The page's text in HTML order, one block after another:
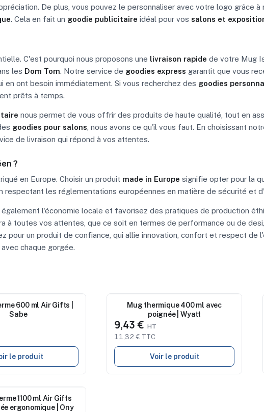
De plus, vous pouvez le personnaliser avec votre logo grâce à
. Cela en fait un goodie publicitaire idéal pour vos salons et
C'est pourquoi nous proposons une livraison rapide de votre Mug
les Dom Tom. Notre service de goodies express garantit que vous
en ont besoin immédiatement. Si vous recherchez des goodies
prêts à temps.
nous permet de vous offrir des produits de haute qualité, tout en
goodies pour salons, nous avons ce qu'il vous faut. En choisissant
de livraison qui répond à vos attentes.
?
en Europe. Choisir un produit made in Europe signifie opter pour la
les réglementations européennes en matière de sécurité et
l'économie locale et favorisez des pratiques de production
à toutes vos attentes, que ce soit en termes de performance ou de
pour un produit de confiance, qui allie innovation, confort et respect de
chaque gorgée.
600 ml Air Gifts |
Sabe
le produit
Nouveau
Mug thermique 400 ml avec
poignée | Wyatt
9,43 €
11,32 € TTC
Voir le produit
1100 ml Air Gifts
ergonomique | Ony